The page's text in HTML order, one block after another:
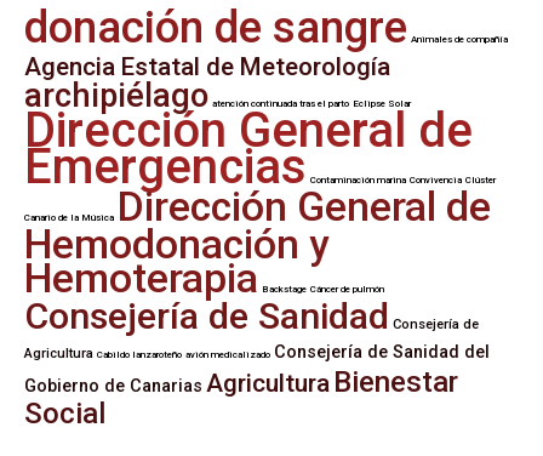
donación de sangre Animales de compañía
Agencia Estatal de Meteorología
archipiélago atención continuada tras el parto Eclipse Solar
Dirección General de
Emergencias Contaminación marina Convivencia Clúster
Canario de la Música Dirección General de
Hemodonación y
Hemoterapia Backstage Cáncer de pulmón
Consejería de Sanidad Consejería de
Agricultura Cabildo lanzaroteño avión medicalizado Consejería de Sanidad del
Gobierno de Canarias Agricultura Bienestar
Social